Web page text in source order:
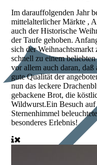
Im darauffolgenden Jahr
mittelalterlicher Märkte ,
auch der Historische
der Taufe gehoben.
sich der
schnell zu einem
vor allem auch daran,
gute Qualität der
nun das leckere
gebackene Brot, die
Wildwurst.Ein Besuch
Sternenhimmel
besonderes Erlebnis!